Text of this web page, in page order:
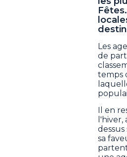
Les
de
temps
Il en
sa